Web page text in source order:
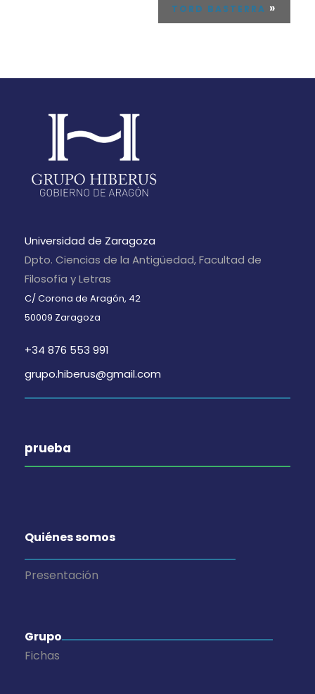
TORD BASTERRA »
Universidad de Zaragoza
Dpto. Ciencias de la Antigüedad, Facultad de
Filosofía y Letras
C/ Corona de Aragón, 42
50009 Zaragoza
+34 876 553 991
grupo.hiberus@gmail.com
prueba
Quiénes somos
Presentación
Grupo
Fichas